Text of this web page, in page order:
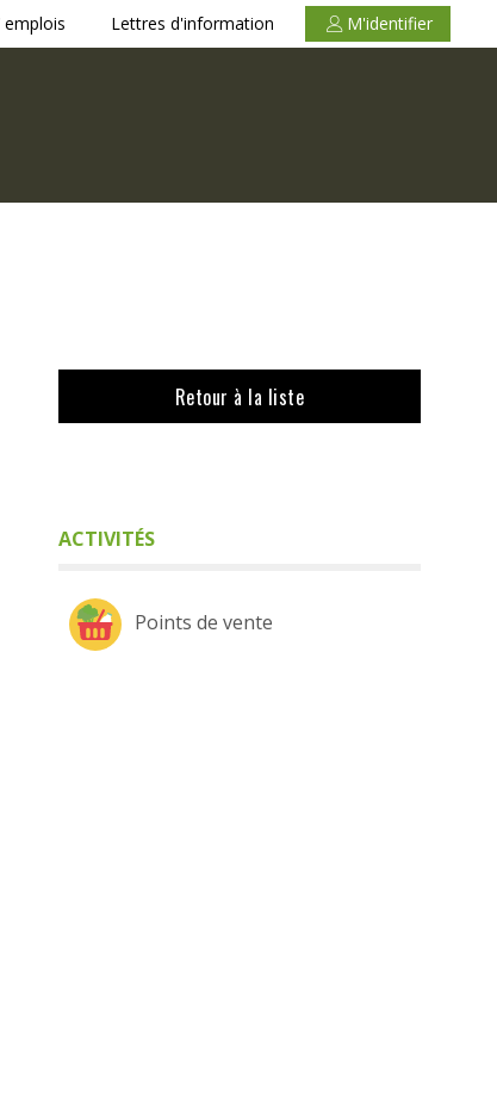
Lettres d'information M'identifier
Retour à la liste
ACTIVITÉS
Points de vente